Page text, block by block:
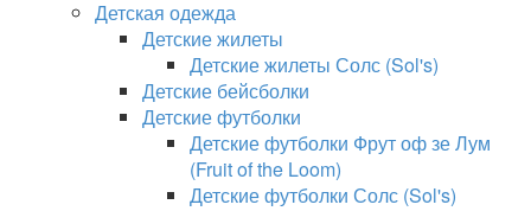
Детская одежда
Детские жилеты
Детские жилеты Солс (Sol's)
Детские бейсболки
Детские футболки
Детские футболки Фрут оф зе Лум
(Fruit of the Loom)
Детские футболки Солс (Sol's)